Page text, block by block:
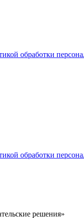
обработки
обработки
решения»